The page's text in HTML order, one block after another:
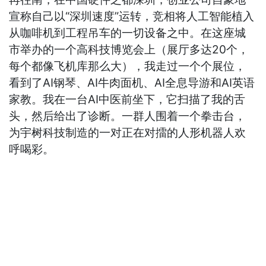
宣称自己以“深圳速度”运转，竞相将人工智能植入
从咖啡机到工程吊车的一切设备之中。在这座城
市举办的一个高科技博览会上（展厅多达20个，
每个都像飞机库那么大），我走过一个个展位，
看到了AI钢琴、AI牛肉面机、AI全息导游和AI英语
家教。我在一台AI中医前坐下，它扫描了我的舌
头，然后给出了诊断。一群人围着一个拳击台，
为宇树科技制造的一对正在对擂的人形机器人欢
呼喝彩。